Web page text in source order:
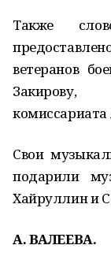
Также
ветеранов
Закирову,
комиссариата
Свои
подарили
Хайруллин и
А. ВАЛЕЕВА.